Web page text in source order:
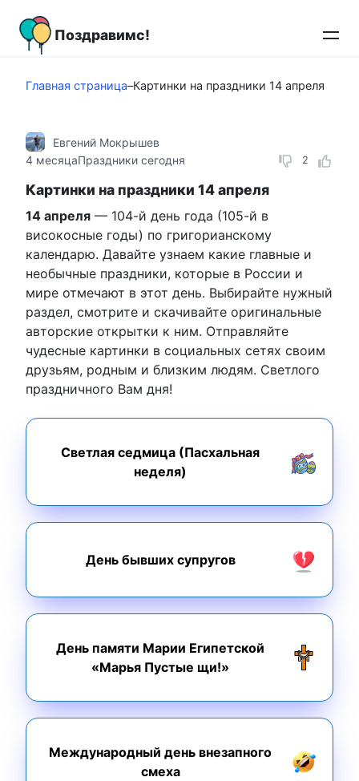
контенту
Поздравимс!
Главная страница–Картинки на праздники 14 апреля
2
Евгений Мокрышев
4 месяцаПраздники сегодня
Картинки на праздники 14 апреля
14 апреля — 104-й день года (105-й в
високосные годы) по григорианскому
календарю. Давайте узнаем какие главные и
необычные праздники, которые в России и
мире отмечают в этот день. Выбирайте нужный
раздел, смотрите и скачивайте оригинальные
авторские открытки к ним. Отправляйте
чудесные картинки в социальных сетях своим
друзьям, родным и близким людям. Светлого
праздничного Вам дня!
Светлая седмица (Пасхальная
неделя)
День бывших супругов
День памяти Марии Египетской
«Марья Пустые щи!»
Международный день внезапного
смеха